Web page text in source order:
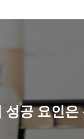
공 요인은